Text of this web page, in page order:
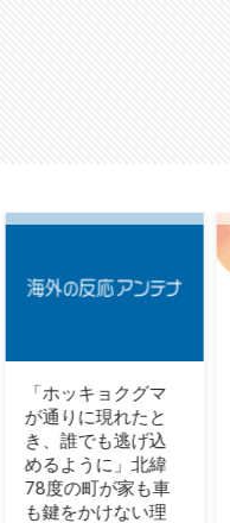
【海外の反応】日
本のウェブサイト
って質の低いもの
が多い気がする →
「日本のIT業界は
色々と問題がある